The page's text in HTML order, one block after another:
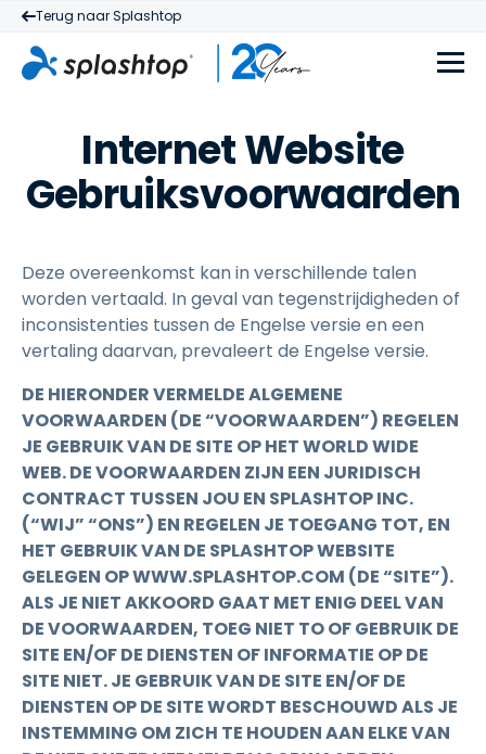
Terug naar Splashtop
Internet Website
Gebruiksvoorwaarden
Deze overeenkomst kan in verschillende talen
worden vertaald. In geval van tegenstrijdigheden of
inconsistenties tussen de Engelse versie en een
vertaling daarvan, prevaleert de Engelse versie.
DE HIERONDER VERMELDE ALGEMENE
VOORWAARDEN (DE “VOORWAARDEN”) REGELEN
JE GEBRUIK VAN DE SITE OP HET WORLD WIDE
WEB. DE VOORWAARDEN ZIJN EEN JURIDISCH
CONTRACT TUSSEN JOU EN SPLASHTOP INC.
(“WIJ” “ONS”) EN REGELEN JE TOEGANG TOT, EN
HET GEBRUIK VAN DE SPLASHTOP WEBSITE
GELEGEN OP WWW.SPLASHTOP.COM (DE “SITE”).
ALS JE NIET AKKOORD GAAT MET ENIG DEEL VAN
DE VOORWAARDEN, TOEG NIET TO OF GEBRUIK DE
SITE EN/OF DE DIENSTEN OF INFORMATIE OP DE
SITE NIET. JE GEBRUIK VAN DE SITE EN/OF DE
DIENSTEN OP DE SITE WORDT BESCHOUWD ALS JE
INSTEMMING OM ZICH TE HOUDEN AAN ELKE VAN